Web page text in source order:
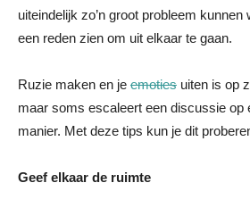
uiteindelijk zo’n groot probleem kunnen
een reden zien om uit elkaar te gaan.
Ruzie maken en je emoties uiten is op
maar soms escaleert een discussie op
manier. Met deze tips kun je dit
Geef elkaar de ruimte